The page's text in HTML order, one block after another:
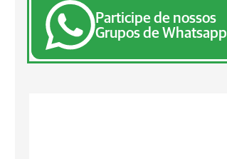
Participe de nossos
Grupos de Whatsapp